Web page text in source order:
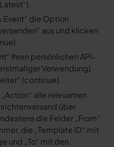
Event“ die Option
aus und klicken
Ihren persönlichen API-
Verwendung)
(continue).
alle relevanten
über
die Felder „From“
die „Template ID“ mit
und „To“ mit den